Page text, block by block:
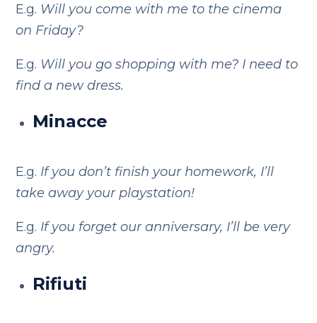
E.g. Will you come with me to the cinema
on Friday?
E.g. Will you go shopping with me? I need to
find a new dress.
Minacce
E.g. If you don’t finish your homework, I’ll
take away your playstation!
E.g. If you forget our anniversary, I’ll be very
angry.
Rifiuti